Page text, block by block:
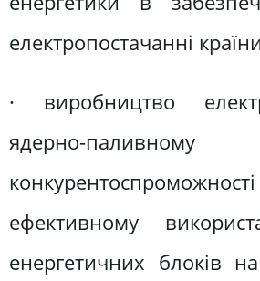
електропостачанні
· виробництво
ядерно-
ефективному
енергетичних блоків